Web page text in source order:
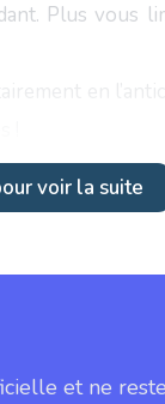
Plus vous
voir la suite
et ne